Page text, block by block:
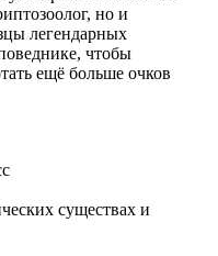
но и
легендарных
чтобы
ещё больше очков
существах и